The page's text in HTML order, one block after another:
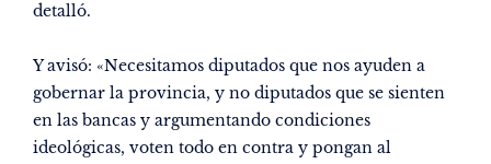
detalló.
Y avisó: «Necesitamos diputados que nos ayuden a
gobernar la provincia, y no diputados que se sienten
en las bancas y argumentando condiciones
ideológicas, voten todo en contra y pongan al